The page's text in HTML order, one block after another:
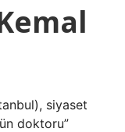
siyaset
doktoru”